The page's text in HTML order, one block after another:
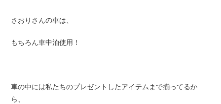
さおりさんの車は、
もちろん車中泊使用！
車の中には私たちのプレゼントしたアイテムまで揃ってるか
ら、